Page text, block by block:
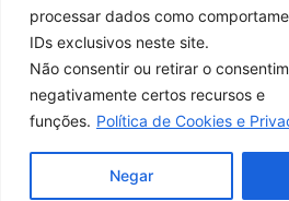
processar dados como
IDs exclusivos neste site.
Não consentir ou retirar o
negativamente certos recursos e
funções. Política de Cookies e
Negar
© 1997-2022, GRUPO ROBERTO
conteúdo em qualquer meio de
Desenvolvido pela